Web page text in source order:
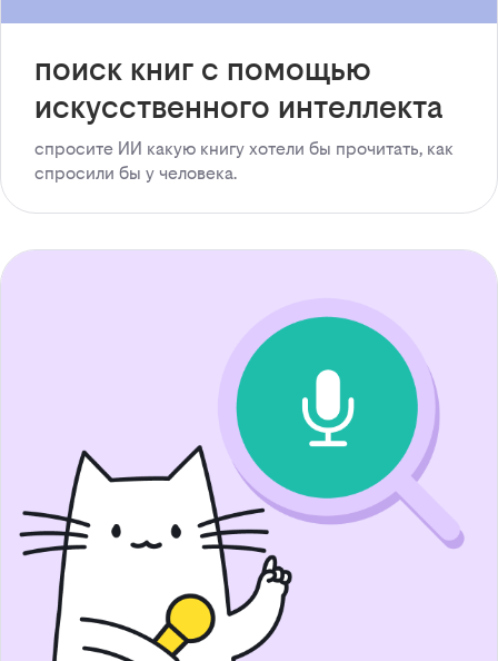
поиск книг с помощью
искусственного интеллекта
спросите ИИ какую книгу хотели бы прочитать, как
спросили бы у человека.